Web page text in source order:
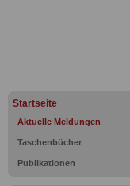
Startseite
Aktuelle Meldungen
Taschenbücher
Publikationen